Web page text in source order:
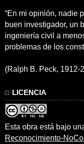
“En mi opinión, nadie
buen investigador, un
ingeniería civil a
problemas de los
(Ralph B. Peck, 1912-
LICENCIA
Esta obra está bajo
Reconocimiento-